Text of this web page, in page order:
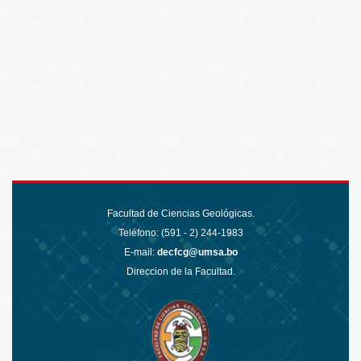
Facultad de Ciencias Geológicas.
Teléfono: (591 - 2) 244-1983
E-mail: decfcg@umsa.bo
Direccion de la Facultad.